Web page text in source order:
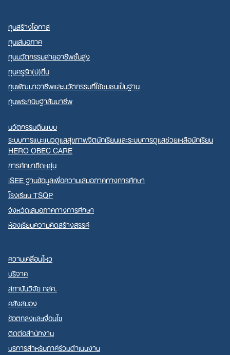
ทุนสร้างโอกาส
ทุนเสมอภาค
ทุนนวัตกรรมสายอาชีพชั้นสูง
ทุนครูรัก(ษ์)ถิ่น
ทุนพัฒนาอาชีพและนวัตกรรมที่ใช้ชุมชนเป็นฐาน
ทุนพระกนิษฐาสัมมาชีพ
นวัตกรรมต้นแบบ
ระบบการแนะแนวดูแลสุขภาพจิตนักเรียนและระบบการดูแลช่วยเหลือนักเรียน
HERO OBEC CARE
การศึกษายืดหยุ่น
iSEE ฐานข้อมูลเพื่อความเสมอภาคทางการศึกษา
โรงเรียน TSQP
จังหวัดเสมอภาคทางการศึกษา
ห้องเรียนความคิดสร้างสรรค์
ความเคลื่อนไหว
บริจาค
สถาบันวิจัย กสศ.
คลังสมอง
ข้อตกลงและเงื่อนไข
ติดต่อสำนักงาน
บริการสำหรับภาคีร่วมดำเนินงาน